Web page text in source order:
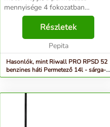
mennyisége 4 fokozatban
szabályozható, antisztatikus
rendszer, vállpántokkal van
ellátva. Riwall PRO RPSD 52
benzinmotoros háti permet...
Részletek
Pepita
Hasonlók, mint Riwall PRO RPSD 52
benzines háti Permetező 14l - sárga-
fekete